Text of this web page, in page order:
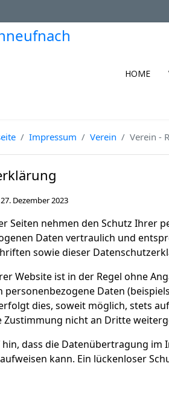
HOME
Impressum Verein Verein -
27. Dezember 2023
Seiten nehmen den Schutz Ihrer
Daten vertraulich und
sowie dieser
Website ist in der Regel ohne
personenbezogene Daten
dies, soweit möglich, stets
Zustimmung nicht an Dritte
dass die Datenübertragung im
kann. Ein lückenloser